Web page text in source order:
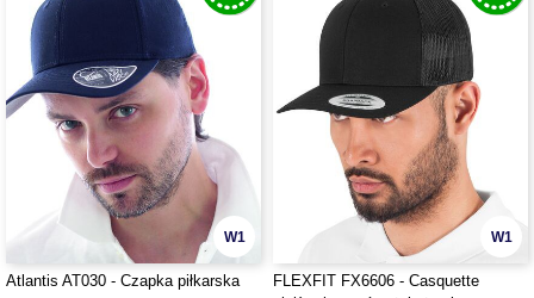
W1
Atlantis AT030 - Czapka piłkarska
W1
FLEXFIT FX6606 - Casquette